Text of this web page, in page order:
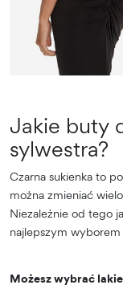
Jakie buty
sylwestra?
Czarna sukienka to
można zmieniać
Niezależnie od tego
najlepszym
Możesz wybrać